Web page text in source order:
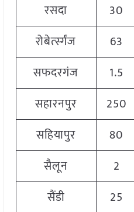
रसदा
30
रोबेर्त्स्गंज
63
सफदरगंज
1.5
सहारनपुर
250
सहियापुर
80
सैलून
2
सैंडी
25